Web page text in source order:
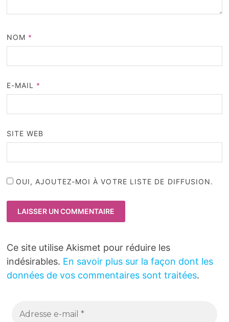
NOM *
E-MAIL *
SITE WEB
OUI, AJOUTEZ-MOI À VOTRE LISTE DE DIFFUSION.
Ce site utilise Akismet pour réduire les
indésirables. En savoir plus sur la façon dont les
données de vos commentaires sont traitées.